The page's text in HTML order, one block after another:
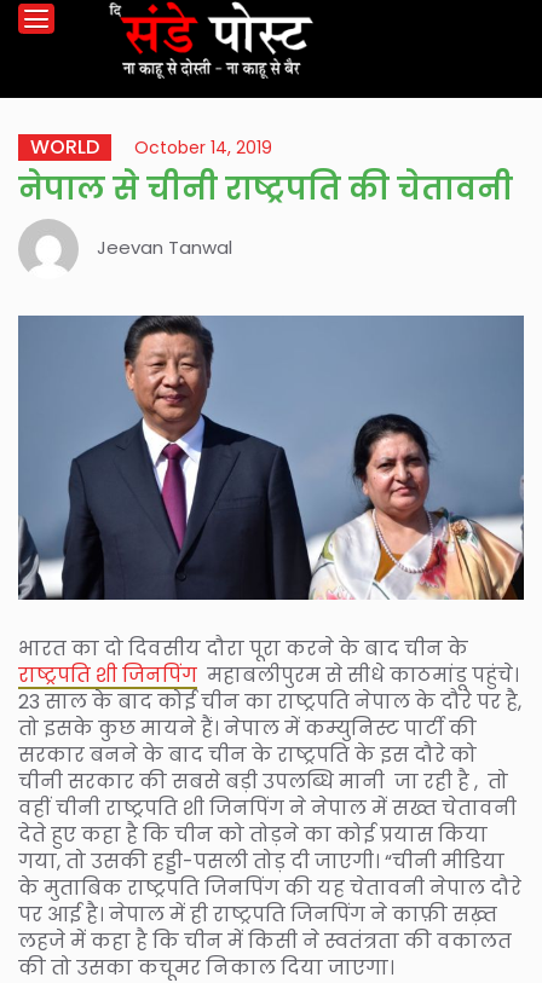
WORLD October 14, 2019
नेपाल से चीनी राष्ट्रपति की चेतावनी
Jeevan Tanwal
भारत का दो दिवसीय दौरा पूरा करने के बाद चीन के
राष्ट्रपति शी जिनपिंग महाबलीपुरम से सीधे काठमांडू पहुंचे।
23 साल के बाद कोई चीन का राष्ट्रपति नेपाल के दौरे पर है,
तो इसके कुछ मायने हैं। नेपाल में कम्युनिस्ट पार्टी की
सरकार बनने के बाद चीन के राष्ट्रपति के इस दौरे को
चीनी सरकार की सबसे बड़ी उपलब्धि मानी जा रही है , तो
वहीं चीनी राष्ट्रपति शी जिनपिंग ने नेपाल में सख्त चेतावनी
देते हुए कहा है कि चीन को तोड़ने का कोई प्रयास किया
गया, तो उसकी हड्डी-पसली तोड़ दी जाएगी। “चीनी मीडिया
के मुताबिक राष्ट्रपति जिनपिंग की यह चेतावनी नेपाल दौरे
पर आई है। नेपाल में ही राष्ट्रपति जिनपिंग ने काफ़ी सख़्त
लहजे में कहा है कि चीन में किसी ने स्वतंत्रता की वकालत
की तो उसका कचूमर निकाल दिया जाएगा।